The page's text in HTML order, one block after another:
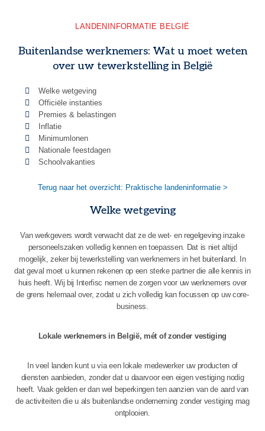
LANDENINFORMATIE BELGIË
Buitenlandse werknemers: Wat u moet weten
over uw tewerkstelling in België
Welke wetgeving
Officiële instanties
Premies & belastingen
Inflatie
Minimumlonen
Nationale feestdagen
Schoolvakanties
Terug naar het overzicht: Praktische landeninformatie >
Welke wetgeving
Van werkgevers wordt verwacht dat ze de wet- en regelgeving inzake
personeelszaken volledig kennen en toepassen. Dat is niet altijd
mogelijk, zeker bij tewerkstelling van werknemers in het buitenland. In
dat geval moet u kunnen rekenen op een sterke partner die alle kennis in
huis heeft. Wij bij Interfisc nemen de zorgen voor uw werknemers over
de grens helemaal over, zodat u zich volledig kan focussen op uw core-
business.
Lokale werknemers in België, mét of zonder vestiging
In veel landen kunt u via een lokale medewerker uw producten of
diensten aanbieden, zonder dat u daarvoor een eigen vestiging nodig
heeft. Vaak gelden er dan wel beperkingen ten aanzien van de aard van
de activiteiten die u als buitenlandse onderneming zonder vestiging mag
ontplooien.